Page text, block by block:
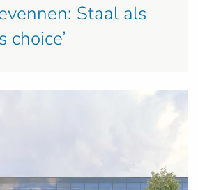
Staal als
choice’